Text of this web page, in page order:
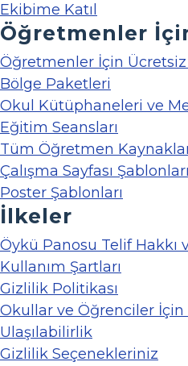
Ekibime Katıl
Öğretmenler
Öğretmenler İçin
Bölge Paketleri
Okul Kütüphaneleri ve
Eğitim Seansları
Tüm Öğretmen
Çalışma Sayfası Şablonları
Poster Şablonları
İlkeler
Öykü Panosu Telif Hakkı
Kullanım Şartları
Gizlilik Politikası
Okullar ve Öğrenciler
Ulaşılabilirlik
Gizlilik Seçenekleriniz